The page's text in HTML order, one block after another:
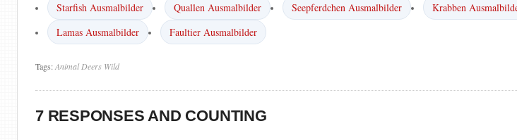
Starfish Ausmalbilder Quallen Ausmalbilder Seepferdchen Ausmalbilder Krabben
Lamas Ausmalbilder
Faultier Ausmalbilder
Tags:Animal Deers Wild
7 RESPONSES AND COUNTING